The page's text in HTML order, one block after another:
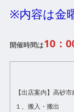
※内容は金
開催時間は10：
【出店案内】高砂
１、搬入・搬出